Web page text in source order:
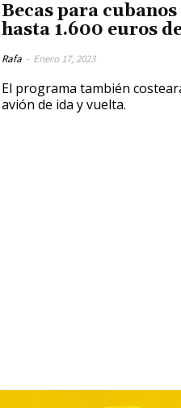
Becas para
hasta 1.600 euros
Rafa - Enero 17, 2023
El programa también
avión de ida y vuelta.